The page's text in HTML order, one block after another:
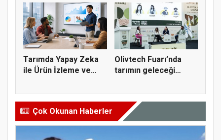
Tarımda Yapay Zeka
ile Ürün İzleme ve
Olivtech Fuarı’nda
tarımın geleceği
Çok Okunan Haberler